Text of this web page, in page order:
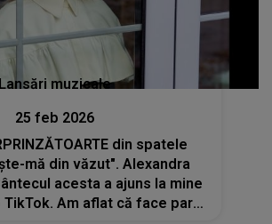
Lansări muzicale
25 feb 2026
din spatele
mă din văzut". Alexandra
acesta a ajuns la mine
Am aflat că face parte